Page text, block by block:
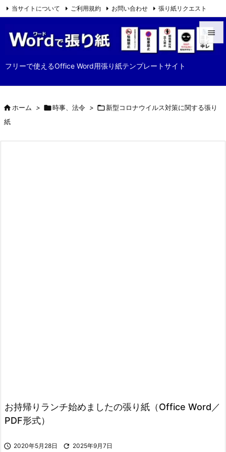
フリーで使えるOffice Word用張り紙テンプレートサイト



次へ
当サイトについて ご利用規約 お問い合わせ 張り紙リクエスト
ホーム > 時事、法令 > 新型コロナウイルス対策に関する張り
紙
お持帰りランチ始めましたの張り紙（Office Word／
PDF形式）
 2020年5月28日  2025年9月7日